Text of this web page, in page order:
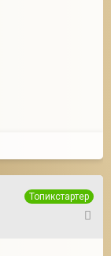
Топикстартер